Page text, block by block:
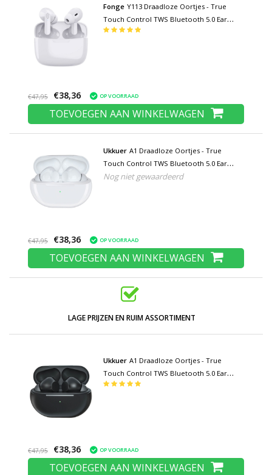
Fonge Y113 Draadloze Oortjes - True
Touch Control TWS Bluetooth 5.0 Ear
Buds Wireless Earphones Earbuds
€47,95 €38,36 OP VOORRAAD
TOEVOEGEN AAN WINKELWAGEN
Ukkuer A1 Draadloze Oortjes - True
Touch Control TWS Bluetooth 5.0 Ear
Buds Wireless Earphones Earbuds
Nog niet gewaardeerd
€47,95 €38,36 OP VOORRAAD
TOEVOEGEN AAN WINKELWAGEN
LAGE PRIJZEN EN RUIM ASSORTIMENT
Ukkuer A1 Draadloze Oortjes - True
Touch Control TWS Bluetooth 5.0 Ear
Buds Wireless Earphones Earbuds
€47,95 €38,36 OP VOORRAAD
TOEVOEGEN AAN WINKELWAGEN